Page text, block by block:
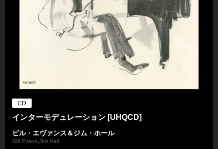
CD
インターモデュレーション [UHQCD]
ビル・エヴァンス＆ジム・ホール
Bill Evans,Jim Hall